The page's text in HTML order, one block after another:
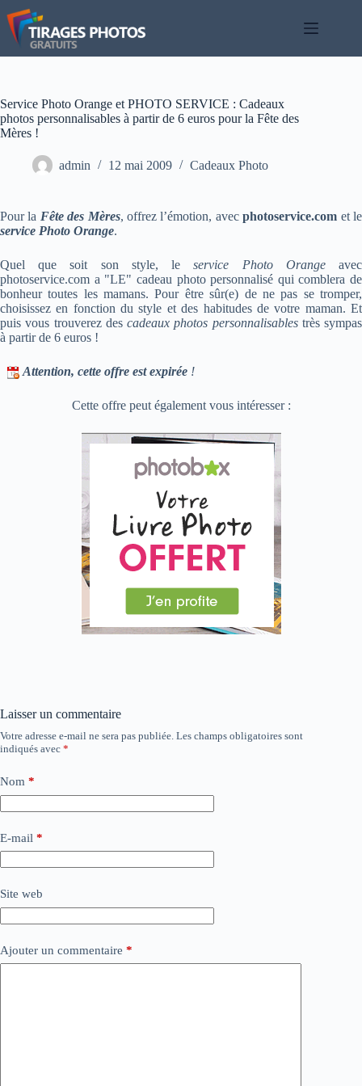
Passer
au
contenu
Service Photo Orange et PHOTO SERVICE : Cadeaux
photos personnalisables à partir de 6 euros pour la Fête des
Mères !
admin 12 mai 2009 Cadeaux Photo
Pour la Fête des Mères, offrez l’émotion, avecphotoservice.com et le
service Photo Orange.
Quel que soit son style, leservice Photo Orangeavec
photoservice.com a "LE" cadeau photo personnalisé qui comblera de
bonheur toutes les mamans. Pour être sûr(e) de ne pas se tromper,
choisissez en fonction du style et des habitudes de votre maman. Et
puis vous trouverez des cadeaux photos personnalisablestrès sympas
à partir de 6 euros !
Attention, cette offre est expirée !
Cette offre peut également vous intéresser :
Laisser un commentaire
Votre adresse e-mail ne sera pas publiée. Les champs obligatoires sont
indiqués avec *
Nom *
E-mail *
Site web
Ajouter un commentaire *